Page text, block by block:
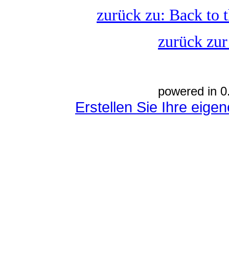
zurück zu: Back to
zurück
powered in
Erstellen Sie Ihre